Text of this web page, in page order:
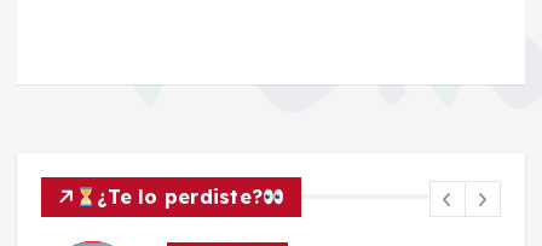
¿Te lo perdiste?